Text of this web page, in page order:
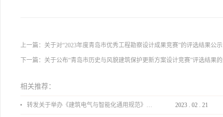
上一篇： 关于对“2023年度青岛市优秀工程勘察设计成果竞赛”的评选结果公
下一篇： 关于公布“青岛市历史与风貌建筑保护更新方案设计竞赛”评选结果
相关推荐：
转发关于举办《建筑电气与智能化通用规范》 GB55024-2022公益宣贯的通知 2023 02 21